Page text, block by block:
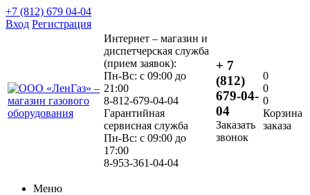
+7 (812) 679 04-04
Вход Регистрация
Интернет – магазин и
диспетчерская служба
(прием заявок):
Пн-Вс: с 09:00 до
21:00
8-812-679-04-04
Гарантийная
сервисная служба
Пн-Вс: с 09:00 до
17:00
8-953-361-04-04
+ 7
(812)
679-04-
04
Заказать
звонок
0
0
0
Корзина
заказа
Меню